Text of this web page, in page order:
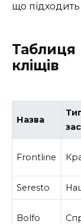
що
Таблиця
кліщів
Назва
Frontline
Seresto
Bolfo